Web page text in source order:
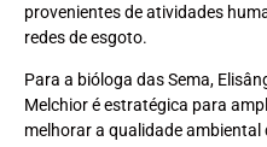
provenientes de atividades
redes de esgoto.
Para a bióloga das Sema,
Melchior é estratégica para
melhorar a qualidade ambiental